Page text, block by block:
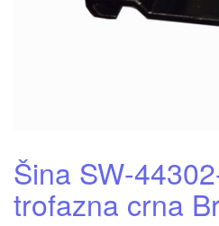
Šina SW-
trofazna crna